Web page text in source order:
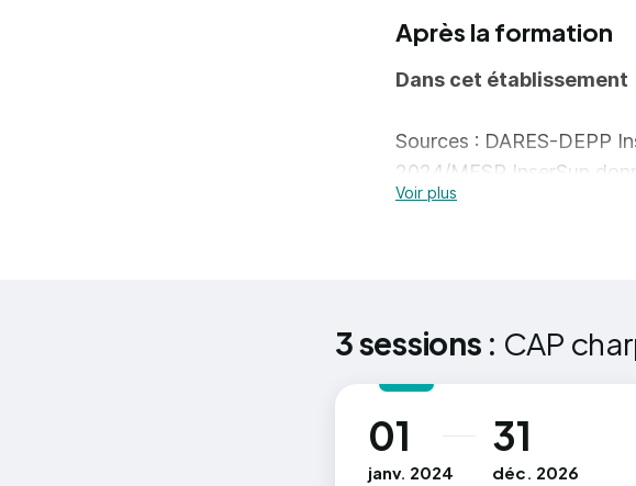
Mettre œuvre la
=> En savoir plus
Après la formation
Dans cet établissement
Sources : DARES-DEPP
2024/MESR InserSup
Voir plus
3 sessions : CAP
01
janv. 2024
au 31
déc. 2026